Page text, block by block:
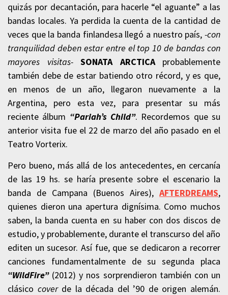
quizás por decantación, para hacerle “el aguante” a las
bandas locales. Ya perdida la cuenta de la cantidad de
veces que la banda finlandesa llegó a nuestro país, -con
tranquilidad deben estar entre el top 10 de bandas con
mayores visitas-
SONATA ARCTICAprobablemente
también debe de estar batiendo otro récord, y es que,
en menos de un año, llegaron nuevamente a la
Argentina, pero esta vez, para presentar su más
reciente álbum “Pariah’s Child”. Recordemos que su
anterior visita fue el 22 de marzo del año pasado en el
Teatro Vorterix.
Pero bueno, más allá de los antecedentes, en cercanía
de las 19 hs. se haría presente sobre el escenario la
banda de Campana (Buenos Aires), AFTERDREAMS,
quienes dieron una apertura dignísima. Como muchos
saben, la banda cuenta en su haber con dos discos de
estudio, y probablemente, durante el transcurso del año
editen un sucesor. Así fue, que se dedicaron a recorrer
canciones fundamentalmente de su segunda placa
“WildFire”(2012) y nos sorprendieron también con un
clásico coverde la década del ’90 de origen alemán.